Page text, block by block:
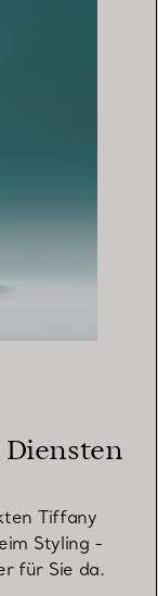
Tiffany
Styling -
für Sie da.